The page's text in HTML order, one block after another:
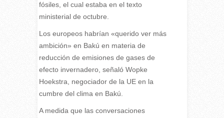
fósiles, el cual estaba en el texto
ministerial de octubre.
Los europeos habrían «querido ver más
ambición» en Bakú en materia de
reducción de emisiones de gases de
efecto invernadero, señaló Wopke
Hoekstra, negociador de la UE en la
cumbre del clima en Bakú.
A medida que las conversaciones